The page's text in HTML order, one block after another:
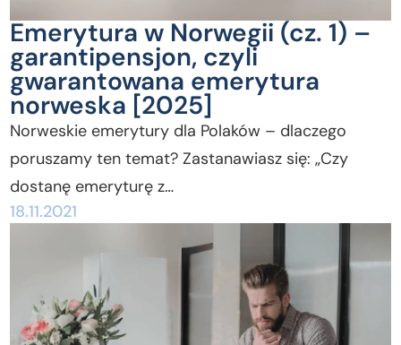
Emerytura w Norwegii (cz. 1) –
garantipensjon, czyli
gwarantowana emerytura
norweska [2025]
Norweskie emerytury dla Polaków – dlaczego
poruszamy ten temat? Zastanawiasz się: „Czy
dostanę emeryturę z…
18.11.2021